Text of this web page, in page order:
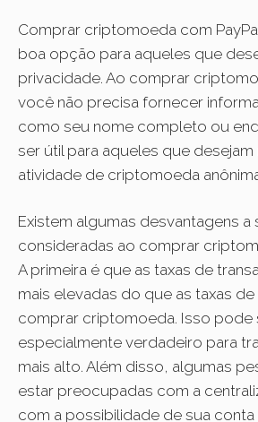
Comprar criptomoeda com
boa opção para aqueles que
privacidade. Ao comprar
você não precisa fornecer
como seu nome completo ou
ser útil para aqueles que desejam
atividade de criptomoeda
Existem algumas desvantagens a
consideradas ao comprar
A primeira é que as taxas de
mais elevadas do que as taxas
comprar criptomoeda. Isso pode
especialmente verdadeiro para
mais alto. Além disso, algumas
estar preocupadas com a
com a possibilidade de sua conta